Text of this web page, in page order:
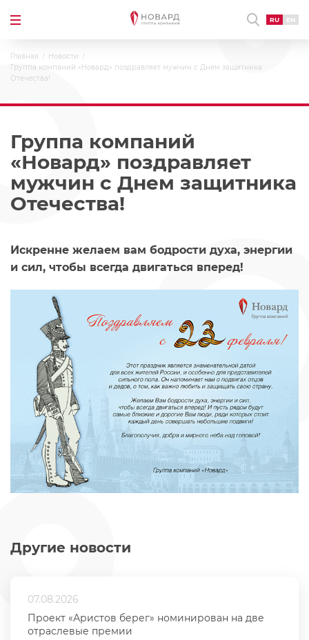
RU EN
Главная
Новости
Группа компаний «Новард» поздравляет мужчин с Днем защитника
Отечества!
Группа компаний
«Новард» поздравляет
мужчин с Днем защитника
Отечества!
Другие новости
07.08.2026
Проект «Аристов берег» номинирован на две
отраслевые премии
Искренне желаем вам бодрости духа, энергии
и сил, чтобы всегда двигаться вперед!